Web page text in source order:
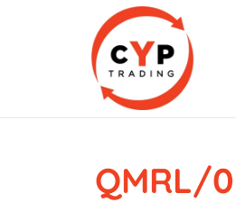
CYP Trading
Professionelle Ersatzteilbeschaffung
QMRL/